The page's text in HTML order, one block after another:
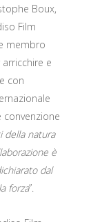
Boux,
Film
membro
e
con
della natura
è
dal
forza”.